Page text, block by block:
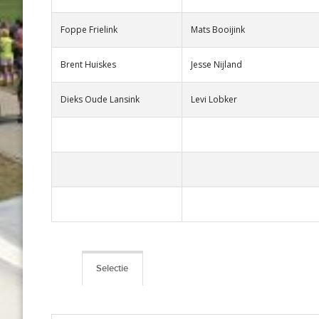
Foppe Frielink Mats Booijink
Brent Huiskes Jesse Nijland
Dieks Oude Lansink Levi Lobker
Selectie